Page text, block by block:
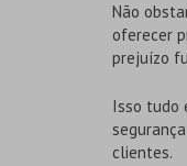
Não
oferecer
prejuízo
Isso tudo
clientes.